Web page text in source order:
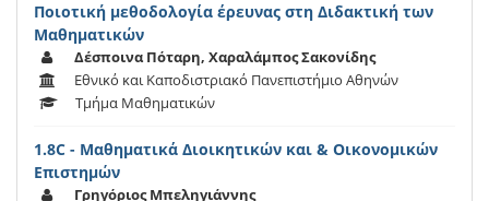
Ποιοτική μεθοδολογία έρευνας στη Διδακτική των
Μαθηματικών
Δέσποινα Πόταρη, Χαραλάμπος Σακονίδης
Εθνικό και Καποδιστριακό Πανεπιστήμιο Αθηνών
Τμήμα Μαθηματικών
1.8C - Μαθηματικά Διοικητικών και & Οικονομικών
Επιστημών
Γρηγόριος Μπεληγιάννης